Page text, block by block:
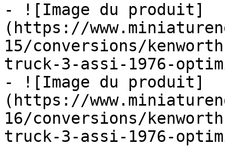
- ![Image du produit]
(https://
15/conversions/
truck-3-assi-1976-
- ![Image du produit]
(https://
16/conversions/
truck-3-assi-1976-